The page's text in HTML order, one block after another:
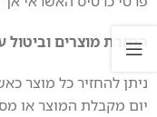
החזרת מוצרים
יום מקבלת המוצר או